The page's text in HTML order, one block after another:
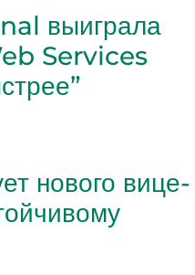
выиграла
Services
нового вице-